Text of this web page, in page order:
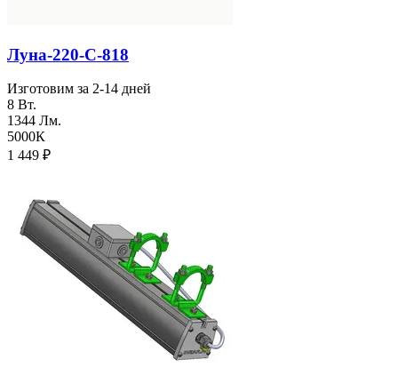
Луна-220-С-818
Изготовим за 2-14 дней
8 Вт.
1344 Лм.
5000К
1 449 ₽